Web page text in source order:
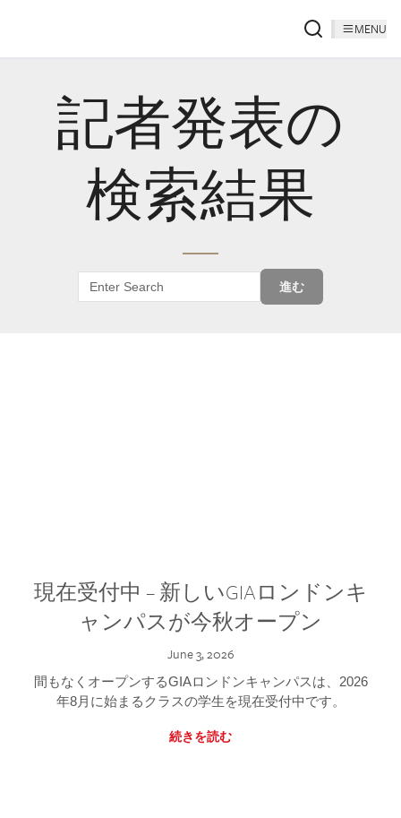
MENU
記者発表の
検索結果
進む
現在受付中 – 新しいGIAロンドンキ
ャンパスが今秋オープン
June 3, 2026
間もなくオープンするGIAロンドンキャンパスは、2026
年8月に始まるクラスの学生を現在受付中です。
続きを読む